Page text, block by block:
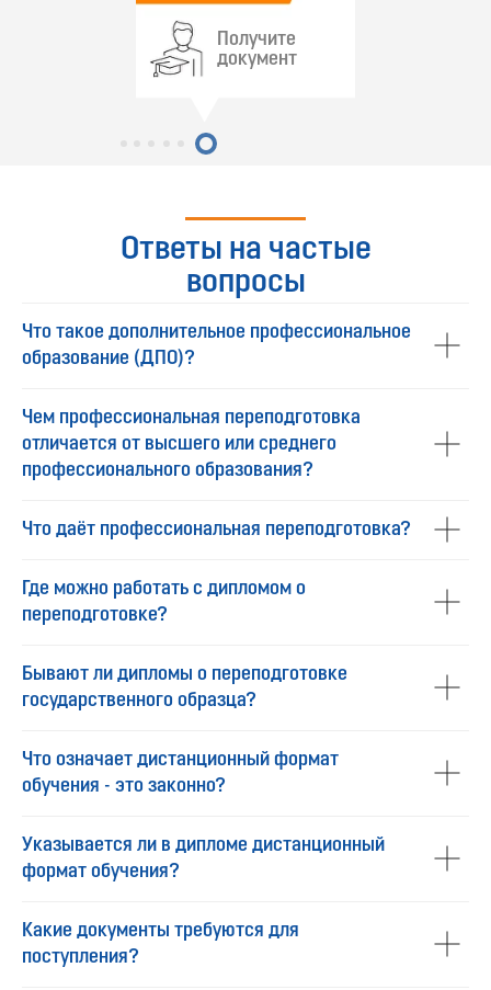
Получите
документ
Ответы на частые
вопросы
Что такое дополнительное профессиональное
образование (ДПО)?
Чем профессиональная переподготовка
отличается от высшего или среднего
профессионального образования?
Что даёт профессиональная переподготовка?
Где можно работать с дипломом о
переподготовке?
Бывают ли дипломы о переподготовке
государственного образца?
Что означает дистанционный формат
обучения - это законно?
Указывается ли в дипломе дистанционный
формат обучения?
Какие документы требуются для
поступления?